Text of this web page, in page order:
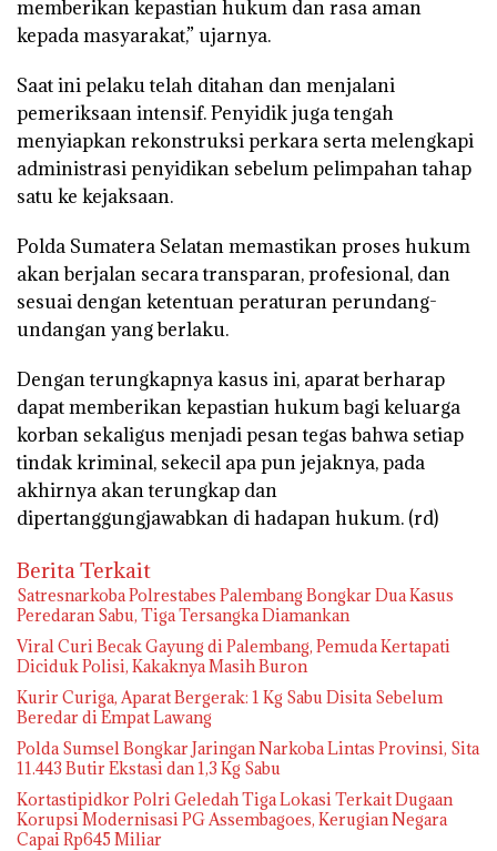
memberikan kepastian hukum dan rasa aman
kepada masyarakat,” ujarnya.
Saat ini pelaku telah ditahan dan menjalani
pemeriksaan intensif. Penyidik juga tengah
menyiapkan rekonstruksi perkara serta melengkapi
administrasi penyidikan sebelum pelimpahan tahap
satu ke kejaksaan.
Polda Sumatera Selatan memastikan proses hukum
akan berjalan secara transparan, profesional, dan
sesuai dengan ketentuan peraturan perundang-
undangan yang berlaku.
Dengan terungkapnya kasus ini, aparat berharap
dapat memberikan kepastian hukum bagi keluarga
korban sekaligus menjadi pesan tegas bahwa setiap
tindak kriminal, sekecil apa pun jejaknya, pada
akhirnya akan terungkap dan
dipertanggungjawabkan di hadapan hukum. (rd)
Berita Terkait
Satresnarkoba Polrestabes Palembang Bongkar Dua Kasus
Peredaran Sabu, Tiga Tersangka Diamankan
Viral Curi Becak Gayung di Palembang, Pemuda Kertapati
Diciduk Polisi, Kakaknya Masih Buron
Kurir Curiga, Aparat Bergerak: 1 Kg Sabu Disita Sebelum
Beredar di Empat Lawang
Polda Sumsel Bongkar Jaringan Narkoba Lintas Provinsi, Sita
11.443 Butir Ekstasi dan 1,3 Kg Sabu
Kortastipidkor Polri Geledah Tiga Lokasi Terkait Dugaan
Korupsi Modernisasi PG Assembagoes, Kerugian Negara
Capai Rp645 Miliar